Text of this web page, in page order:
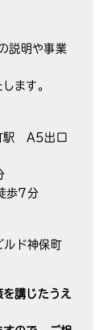
説明や事業
ます。
駅 A5出口
歩7分
ド神保町
講じたうえ